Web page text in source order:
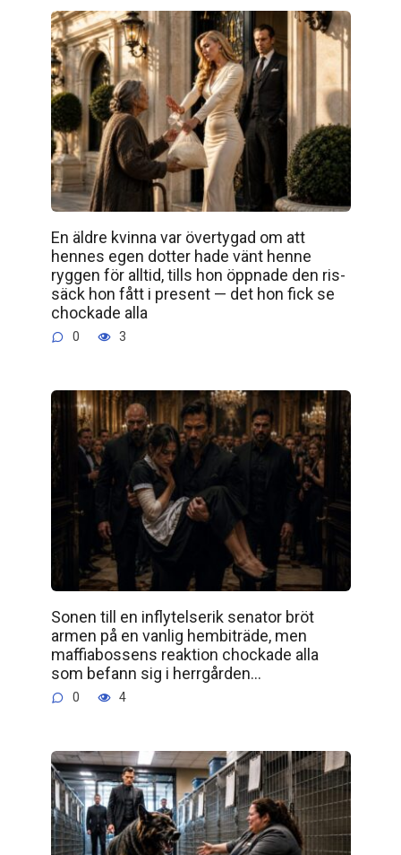
En äldre kvinna var övertygad om att
hennes egen dotter hade vänt henne
ryggen för alltid, tills hon öppnade den ris­
säck hon fått i present — det hon fick se
chockade alla
0 3
Sonen till en inflytelserik senator bröt
armen på en vanlig hembiträde, men
maffiabossens reaktion chockade alla
som befann sig i herrgården…
0 4